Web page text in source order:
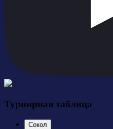
Турнирная таблица
Сокол